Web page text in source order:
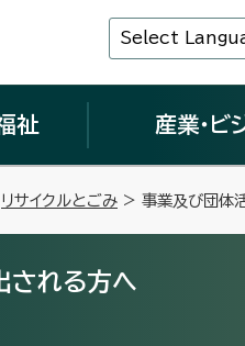
Select
祉 産業・ビ
リサイクルとごみ > 事業及び団体
される方へ